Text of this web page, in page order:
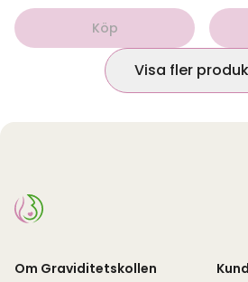
Köp
Visa fler
Om Graviditetskollen